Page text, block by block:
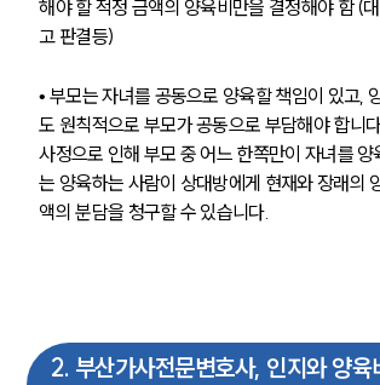
해야 할 적정 금액의 양육비만을 결정해야 함 (
고 판결등)
• 부모는 자녀를 공동으로 양육할 책임이 있고,
도 원칙적으로 부모가 공동으로 부담해야 합니
사정으로 인해 부모 중 어느 한쪽만이 자녀를 양
는 양육하는 사람이 상대방에게 현재와 장래의
액의 분담을 청구할 수 있습니다.
2. 부산가사전문변호사, 인지와 양육